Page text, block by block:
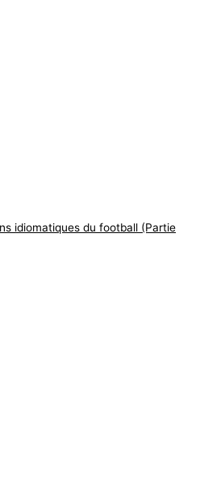
idiomatiques du football (Partie